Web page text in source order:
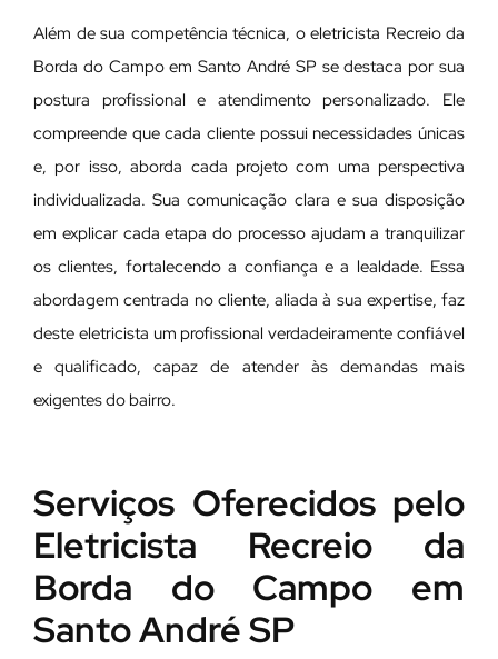
Além de sua competência técnica, o eletricista Recreio da
Borda do Campo em Santo André SP se destaca por sua
postura profissional e atendimento personalizado. Ele
compreende que cada cliente possui necessidades únicas
e, por isso, aborda cada projeto com uma perspectiva
individualizada. Sua comunicação clara e sua disposição
em explicar cada etapa do processo ajudam a tranquilizar
os clientes, fortalecendo a confiança e a lealdade. Essa
abordagem centrada no cliente, aliada à sua expertise, faz
deste eletricista um profissional verdadeiramente confiável
e qualificado, capaz de atender às demandas mais
exigentes do bairro.
Serviços Oferecidos pelo
Eletricista Recreio da
Borda do Campo em
Santo André SP